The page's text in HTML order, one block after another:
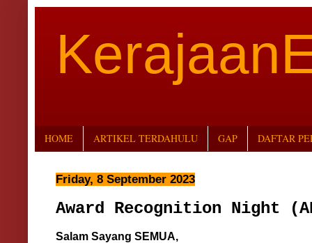
HOME ARTIKEL TERDAHULU GAP DAFTAR
Friday, 8 September 2023
Award Recognition Night
Salam Sayang SEMUA,